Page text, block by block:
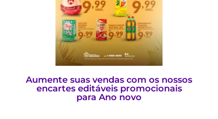
Aumente suas vendas com os nossos
encartes editáveis promocionais
para Ano novo